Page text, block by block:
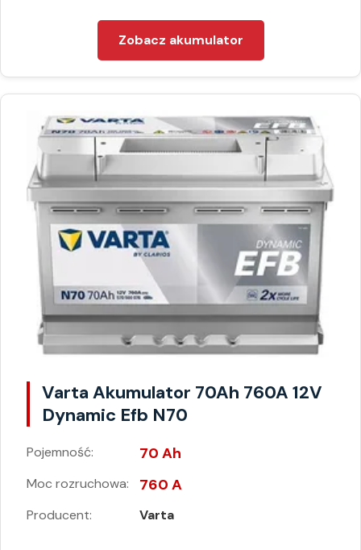
Zobacz akumulator
Varta Akumulator 70Ah 760A 12V
Dynamic Efb N70
Pojemność: 70 Ah
Moc rozruchowa: 760 A
Producent: Varta